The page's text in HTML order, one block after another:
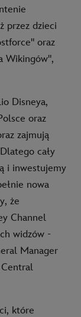
przez dzieci
oraz
Wikingów",
Disneya,
oraz
zajmują
cały
i inwestujemy
nowa
że
Channel
widzów -
Manager
które